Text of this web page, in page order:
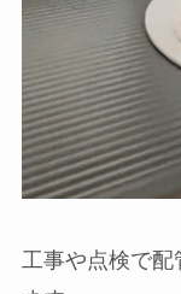
工事や点検で